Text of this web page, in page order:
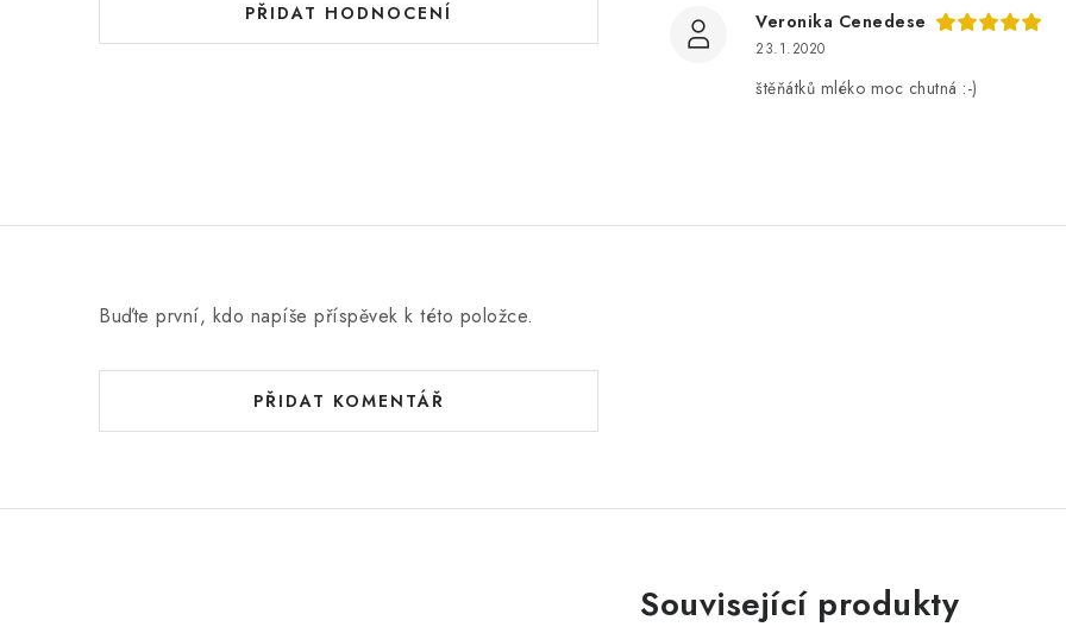
PŘIDAT HODNOCENÍ
n
Veronika Cenedese
23.1.2020
štěňátků mléko moc chutná :-)
Buďte první, kdo napíše příspěvek k této položce.
PŘIDAT KOMENTÁŘ
Související produkty